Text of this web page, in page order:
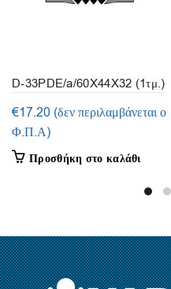
D-33PDE/a/60X44X32 (1τμ.)
€17.20 (δεν περιλαμβάνεται ο
Φ.Π.Α)
Προσθήκη στο καλάθι